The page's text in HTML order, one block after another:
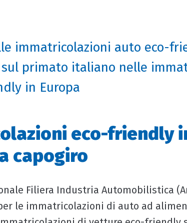
immatricolazioni auto eco-
primato italiano nelle
in Europa
eco-friendly
capogiro
Filiera Industria Automobilistica
le immatricolazioni di auto ad